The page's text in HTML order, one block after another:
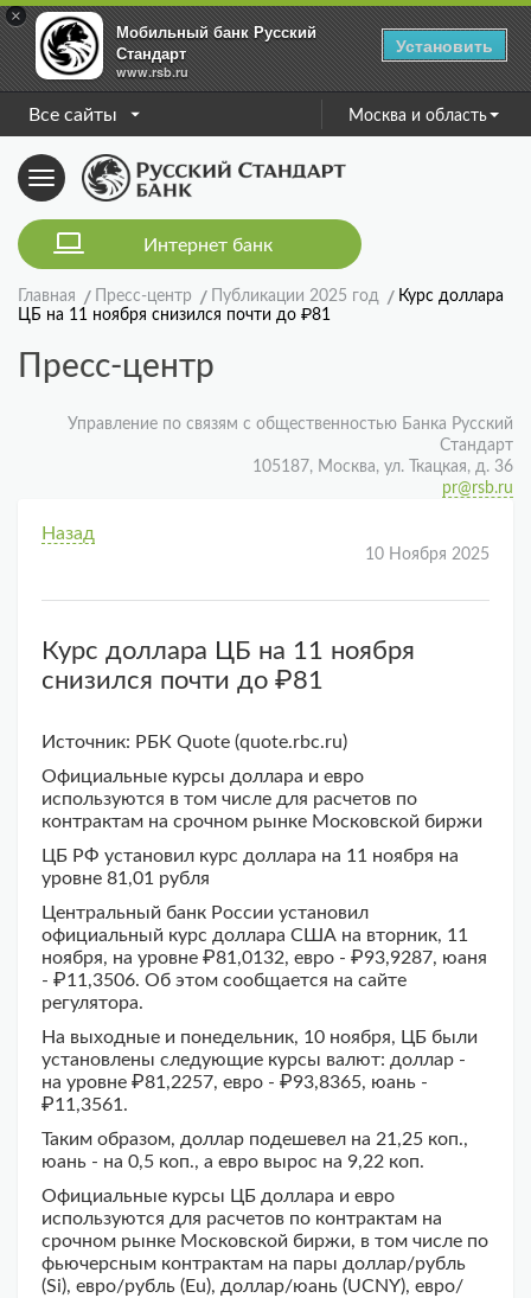
×
Мобильный банк Русский
Стандарт
www.rsb.ru
Установить
Все сайты Москва и область
Toggle
navigation
Интернет банк
Главная Пресс-центр Публикации 2025 год
Курс доллара
ЦБ на 11 ноября снизился почти до ₽81
Пресс-центр
Управление по связям с общественностью Банка Русский
Стандарт
105187, Москва, ул. Ткацкая, д. 36
pr@rsb.ru
Назад
10 Ноября 2025
Курс доллара ЦБ на 11 ноября
снизился почти до ₽81
Источник: РБК Quote (quote.rbc.ru)
Официальные курсы доллара и евро
используются в том числе для расчетов по
контрактам на срочном рынке Московской биржи
ЦБ РФ установил курс доллара на 11 ноября на
уровне 81,01 рубля
Центральный банк России установил
официальный курс доллара США на вторник, 11
ноября, на уровне ₽81,0132, евро - ₽93,9287, юаня
- ₽11,3506. Об этом сообщается на сайте
регулятора.
На выходные и понедельник, 10 ноября, ЦБ были
установлены следующие курсы валют: доллар -
на уровне ₽81,2257, евро - ₽93,8365, юань -
₽11,3561.
Таким образом, доллар подешевел на 21,25 коп.,
юань - на 0,5 коп., а евро вырос на 9,22 коп.
Официальные курсы ЦБ доллара и евро
используются для расчетов по контрактам на
срочном рынке Московской биржи, в том числе по
фьючерсным контрактам на пары доллар/рубль
(Si), евро/рубль (Eu), доллар/юань (UCNY), евро/